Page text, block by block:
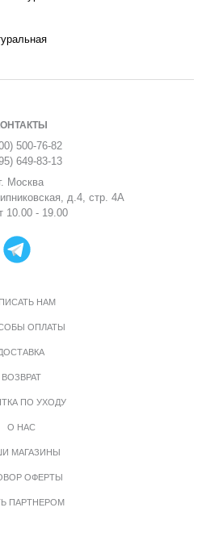
500-76-82
649-83-13
г. Москва
д.4, стр. 4А
10.00 - 19.00
НАМ
ОПЛАТЫ
ВОЗВРАТ
ПО УХОДУ
О НАС
МАГАЗИНЫ
ОФЕРТЫ
ПАРТНЕРОМ